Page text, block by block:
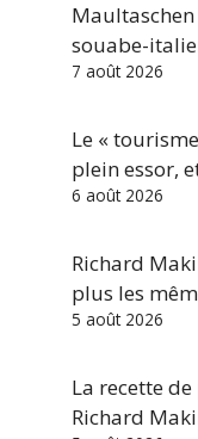
souabe-
7 août 2026
Le «
plein essor,
6 août 2026
Richard
plus les
5 août 2026
La recette
Richard